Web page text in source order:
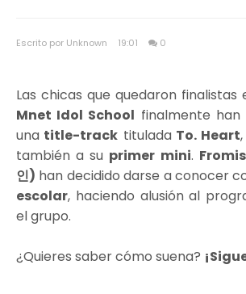
Escrito por Unknown 19:01 0
Las chicas que quedaron finalistas
Mnet Idol School finalmente han
una title-track tituladaTo. Heart
también a su primer mini.
인) han decidido darse a conocer
escolar, haciendo alusión al
el grupo.
¿Quieres saber cómo suena?